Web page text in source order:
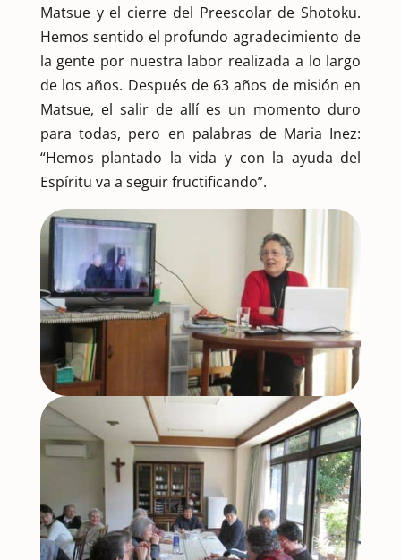
Matsue y el cierre del Preescolar de Shotoku.
Hemos sentido el profundo agradecimiento de
la gente por nuestra labor realizada a lo largo
de los años. Después de 63 años de misión en
Matsue, el salir de allí es un momento duro
para todas, pero en palabras de Maria Inez:
“Hemos plantado la vida y con la ayuda del
Espíritu va a seguir fructificando”.